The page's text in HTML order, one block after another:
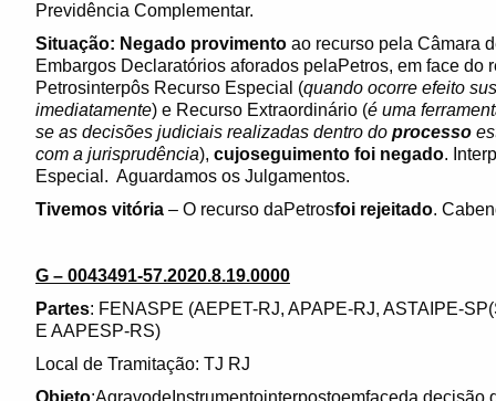
Previdência Complementar.
Situação: Negado provimento ao recurso pela Câmara
Embargos Declaratórios aforados pelaPetros, em face do
Petrosinterpôs Recurso Especial (quando ocorre efeito
imediatamente) e Recurso Extraordinário (é uma
se as decisões judiciais realizadas dentro do processo
com a jurisprudência), cujoseguimento foi negado.
Especial. Aguardamos os Julgamentos.
Tivemos vitória – O recurso daPetrosfoi rejeitado.
G – 0043491-57.2020.8.19.0000
Partes: FENASPE (AEPET-RJ, APAPE-RJ, ASTAIPE-
E AAPESP-RS)
Local de Tramitação: TJ RJ
Objeto:AgravodeInstrumentointerpostoemfaceda